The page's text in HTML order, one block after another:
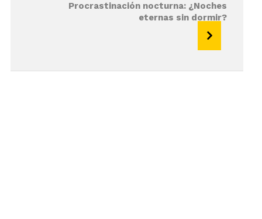
Procrastinación nocturna: ¿Noches
eternas sin dormir?